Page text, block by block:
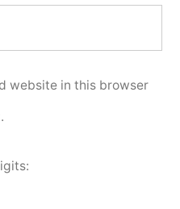
website in this browser